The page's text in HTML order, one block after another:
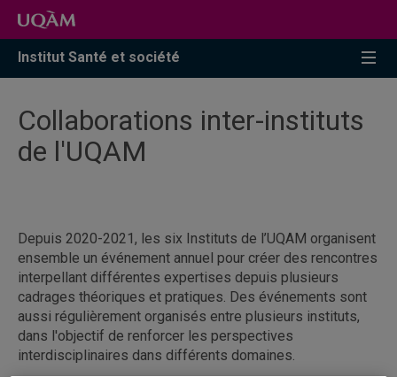
Accéder
recherche
Accéder
menu
pricipal
Accéder
zone
Institut Santé et société
Collaborations inter-instituts
de l'UQAM
Depuis 2020-2021, les six Instituts de l’UQAM organisent
ensemble un événement annuel pour créer des rencontres
interpellant différentes expertises depuis plusieurs
cadrages théoriques et pratiques. Des événements sont
aussi régulièrement organisés entre plusieurs instituts,
dans l'objectif de renforcer les perspectives
interdisciplinaires dans différents domaines.